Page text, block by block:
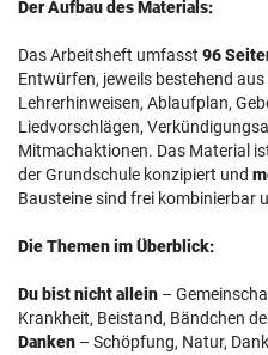
Der Aufbau des Materials:
Das Arbeitsheft umfasst 96
Entwürfen, jeweils bestehend
Lehrerhinweisen, Ablaufplan,
Liedvorschlägen,
Mitmachaktionen. Das Material
der Grundschule konzipiert und
Bausteine sind frei kombinierbar
Die Themen im Überblick:
Du bist nicht allein –
Krankheit, Beistand, Bändchen
Danken – Schöpfung, Natur,